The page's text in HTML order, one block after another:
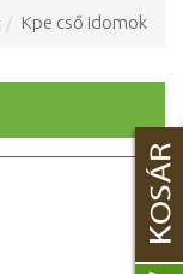
Kpe cső idomok